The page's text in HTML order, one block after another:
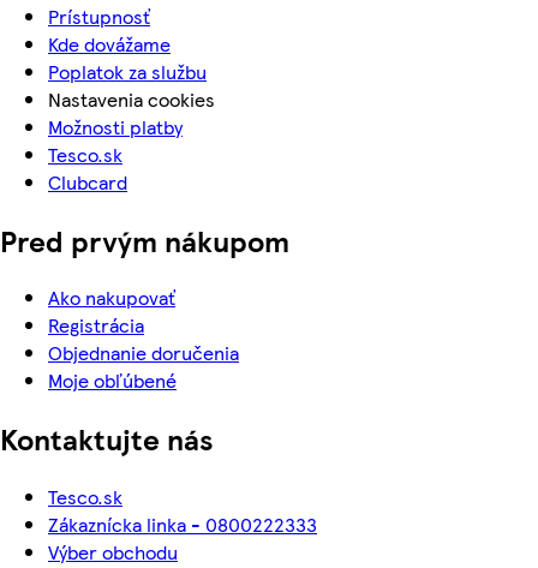
Prístupnosť
Kde dovážame
Poplatok za službu
Nastavenia cookies
Možnosti platby
Tesco.sk
Clubcard
Pred prvým nákupom
Ako nakupovať
Registrácia
Objednanie doručenia
Moje obľúbené
Kontaktujte nás
Tesco.sk
Zákaznícka linka - 0800222333
Výber obchodu